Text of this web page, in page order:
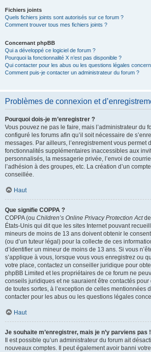
Fichiers joints
Quels fichiers joints sont autorisés sur ce forum ?
Comment trouver tous mes fichiers joints ?
Concernant phpBB
Qui a développé ce logiciel de forum ?
Pourquoi la fonctionnalité X n’est pas disponible ?
Qui contacter pour les abus ou les questions légales
Comment puis-je contacter un administrateur du forum ?
Problèmes de connexion et
Pourquoi dois-je m’enregistrer ?
Vous pouvez ne pas le faire, mais l’administrateur du
configuré les forums afin qu’il soit nécessaire de
messages. Par ailleurs, l’enregistrement vous permet
fonctionnalités supplémentaires inaccessibles aux
personnalisés, la messagerie privée, l’envoi de
l’adhésion à des groupes, etc. La création d’un
conseillée.
Haut
Que signifie COPPA ?
COPPA (ou Children’s Online Privacy Protection Actde
États-Unis qui dit que les sites Internet pouvant
mineurs de moins de 13 ans doivent obtenir le
(ou d’un tuteur légal) pour la collecte de ces
d’identifier un mineur de moins de 13 ans. Si vous
s’applique à vous, lorsque vous vous enregistrez ou
votre place, contactez un conseiller juridique pour
phpBB Limited et les propriétaires de ce forum ne
conseils juridiques et ne sauraient être contactés
de toutes sortes, à l’exception de celles mentionnées
contacter pour les abus ou les questions légales
Haut
Je souhaite m’enregistrer, mais je n’y parviens pas !
Il est possible qu’un administrateur du forum ait
nouveaux comptes. Il peut également avoir banni